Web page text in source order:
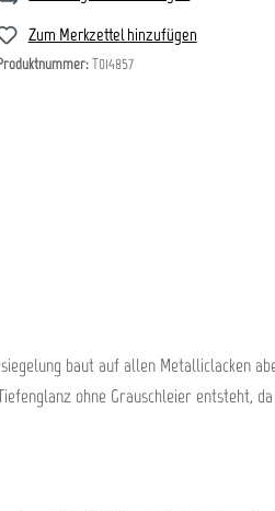
Zum Merkzettel hinzufügen
T014857
baut auf allen Metalliclacken
ohne Grauschleier entsteht,